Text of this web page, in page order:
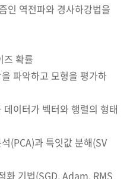
인 역전파와 경사하강법을
확률
파악하고 모형을 평가하
이터가 벡터와 행렬의 형태
(PCA)과 특잇값 분해(SV
화 기법(SGD, Adam, RMS